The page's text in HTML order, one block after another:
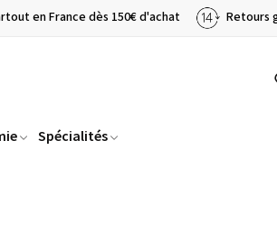
en France dès 150€ d'achat Retours
Spécialités